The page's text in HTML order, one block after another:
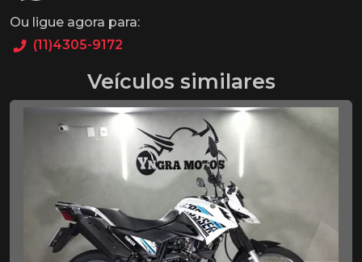
Ou ligue agora para:
(11)4305-9172
Veículos similares